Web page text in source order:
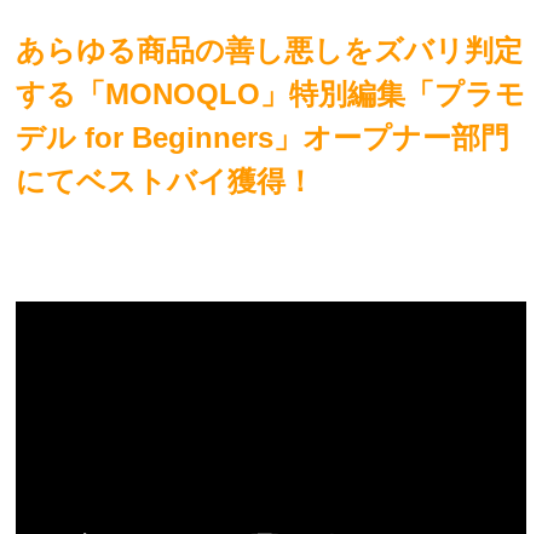
あらゆる商品の善し悪しをズバリ判定
する「MONOQLO」特別編集「プラモ
デル for Beginners」オープナー部門
にてベストバイ獲得！